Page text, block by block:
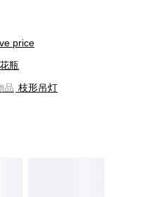
price
花瓶
品 枝形吊灯